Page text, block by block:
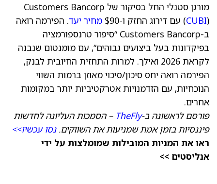
מורגן סטנלי החל בסיקור של Customers Bancorp
(CUBI) עם דירוג החזק ו-$90 מחיר יעד. הפירמה רואה
ב-Customers Bancorp “סיפור טרנספורמציה
בפיקדונות בעל ביצועים גבוהים”, עם מומנטום שנבנה
לקראת 2026 ואילך. למרות התחזית החיובית לבנק,
הפירמה רואה יחס סיכון/סיכוי מאוזן ברמות השווי
הנוכחיות, עם הזדמנויות אטרקטיביות יותר במקומות
אחרים.
פורסם לראשונה ב-TheFly – הסמכות העליונה לחדשות
פיננסיות בזמן אמת שמניעות את השווקים.נסו עכשיו>>
ראו את המניות המובילות שמומלצות על ידי
אנליסטים >>